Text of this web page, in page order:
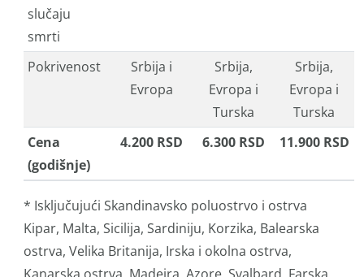
slučaju
smrti
Pokrivenost
Srbija i
Evropa
Srbija,
Evropa i
Turska
Srbija,
Evropa i
Turska
Cena
(godišnje)
4.200 RSD 6.300 RSD 11.900 RSD
* Isključujući Skandinavsko poluostrvo i ostrva
Kipar, Malta, Sicilija, Sardiniju, Korzika, Balearska
ostrva, Velika Britanija, Irska i okolna ostrva,